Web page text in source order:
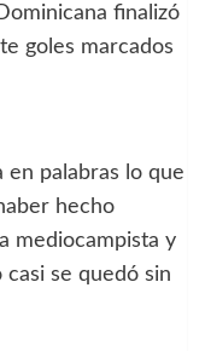
finalizó
goles marcados
en palabras lo que
hecho
mediocampista y
se quedó sin